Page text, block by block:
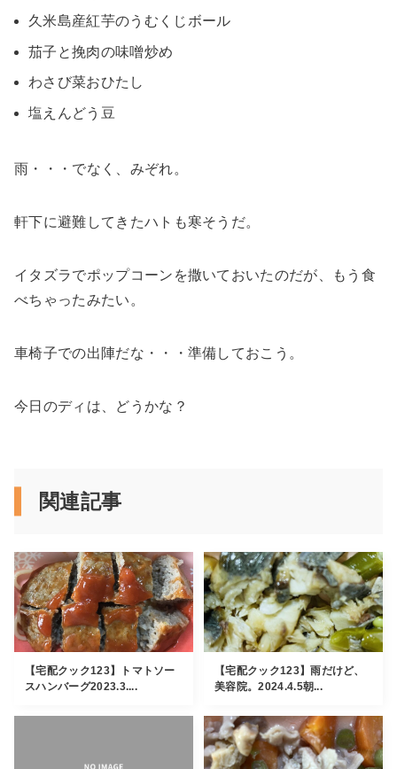
久米島産紅芋のうむくじボール
茄子と挽肉の味噌炒め
わさび菜おひたし
塩えんどう豆
雨・・・でなく、みぞれ。
軒下に避難してきたハトも寒そうだ。
イタズラでポップコーンを撒いておいたのだが、もう食
べちゃったみたい。
車椅子での出陣だな・・・準備しておこう。
今日のディは、どうかな？
関連記事
【宅配クック123】トマトソー
スハンバーグ2023.3....
【宅配クック123】雨だけど、
美容院。2024.4.5朝...